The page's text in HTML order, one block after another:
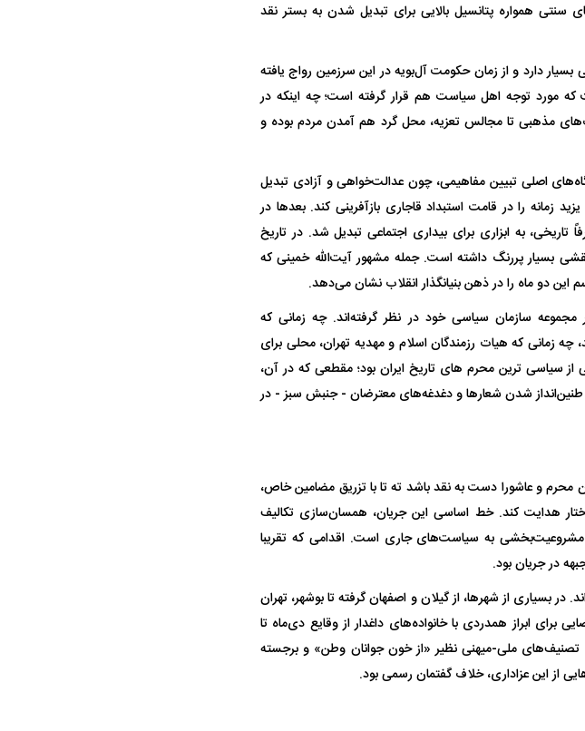
همواره پتانسیل بالایی برای تبدیل شدن به بستر نقد
دارد و از زمان حکومت آل‌بویه در این سرزمین رواج یافته
مورد توجه اهل سیاست هم قرار گرفته است؛ چه اینکه در
مذهبی تا مجالس تعزیه، محل گرد هم آمدن مردم بوده و
اصلی تبیین مفاهیمی، چون عدالت‌خواهی و آزادی تبدیل
را در قامت استبداد قاجاری بازآفرینی کند. بعد‌ها در
از یک رویداد صرفاً تاریخی، به ابزاری برای بیداری اجتماعی تبدیل شد. در تاریخ
بسیار پررنگ داشته است. جمله مشهور آیت‌الله خمینی که
دو ماه را در ذهن بنیانگذار انقلاب نشان می‌دهد.
سازمان سیاسی خود در نظر گرفته‌اند. چه زمانی که
چه زمانی که هیات رزمندگان اسلام و مهدیه تهران، محلی برای
تندرو بودند. عاشورای سال ۱۳۸۸ احتمالا یکی از سیاسی ترین محرم های تاریخ ایران بود؛ مقطعی که در آن،
شدن شعار‌ها و دغدغه‌های معترضان - جنبش سبز - در
و عاشورا دست به نقد باشد ته تا با تزریق مضامین خاص،
هدایت کند. خط اساسی این جریان، همسان‌سازی تکالیف
مشروعیت‌بخشی به سیاست‌های جاری است. اقدامی که تقریبا
در جریان بود.
از شهرها، از گیلان و اصفهان گرفته تا بوشهر، تهران
ابراز همدردی با خانواده‌های داغدار از وقایع دی‌ماه تا
تصنیف‌های ملی-میهنی نظیر «از خون جوانان وطن» و برجسته
از این عزاداری، خلاف گفتمان رسمی بود.